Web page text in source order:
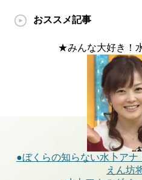
おススメ記事
★みんな大好き！
●ぼくらの知らない水卜ア
えん坊